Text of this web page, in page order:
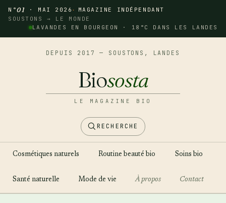
N°01 · MAI 2026
MAGAZINE INDÉPENDANT
SOUSTONS → LE MONDE
LAVANDES EN BOURGEON · 18°C DANS LES LANDES
DEPUIS 2017 — SOUSTONS, LANDES
Biososta
LE MAGAZINE BIO
RECHERCHE
Cosmétiques naturels Routine beauté bio Soins bio
Santé naturelle Mode de vie À propos Contact